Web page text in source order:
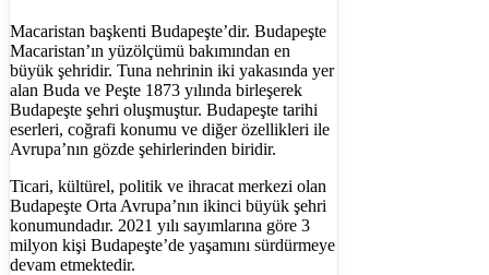
Macaristan başkenti Budapeşte’dir. Budapeşte
Macaristan’ın yüzölçümü bakımından en
büyük şehridir. Tuna nehrinin iki yakasında yer
alan Buda ve Peşte 1873 yılında birleşerek
Budapeşte şehri oluşmuştur. Budapeşte tarihi
eserleri, coğrafi konumu ve diğer özellikleri ile
Avrupa’nın gözde şehirlerinden biridir.
Ticari, kültürel, politik ve ihracat merkezi olan
Budapeşte Orta Avrupa’nın ikinci büyük şehri
konumundadır. 2021 yılı sayımlarına göre 3
milyon kişi Budapeşte’de yaşamını sürdürmeye
devam etmektedir.